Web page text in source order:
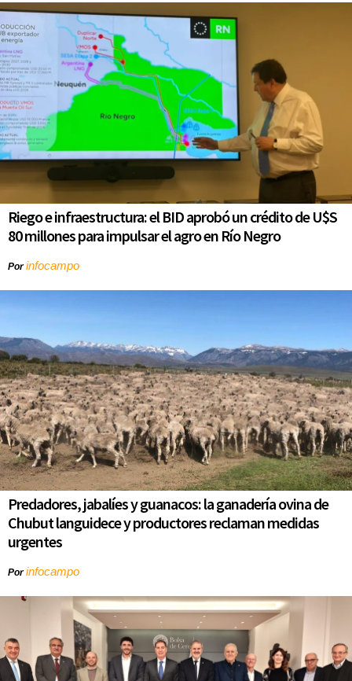
Riego e infraestructura: el BID aprobó un crédito de U$S
80 millones para impulsar el agro en Río Negro
Porinfocampo
Predadores, jabalíes y guanacos: la ganadería ovina de
Chubut languidece y productores reclaman medidas
urgentes
Porinfocampo